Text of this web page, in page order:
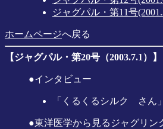
ジャグパル・第11号
ホームページへ戻る
【ジャグパル・第20号（2003.7.1）】
●インタビュー
「くるくるシルク さ
●東洋医学から見るジャグリン